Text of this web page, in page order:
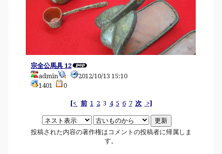
宗全公馬具 12
admin
2012/10/13 15:10
1401
0
[< 前 1 23 4 5 6 7 次 >]
投稿された内容の著作権はコメントの投稿者に帰属しま
す。